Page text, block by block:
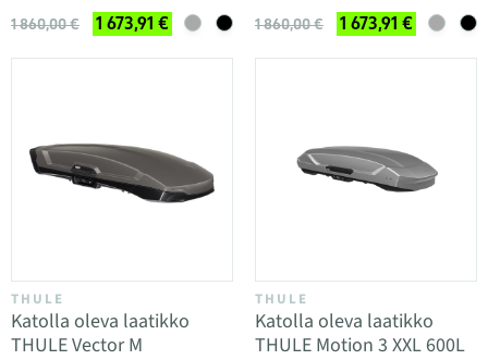
1 860,00 € 1 673,91 € 1 860,00 € 1 673,91 €
THULE
Katolla oleva laatikko
THULE Vector M
THULE
Katolla oleva laatikko
THULE Motion 3 XXL 600L